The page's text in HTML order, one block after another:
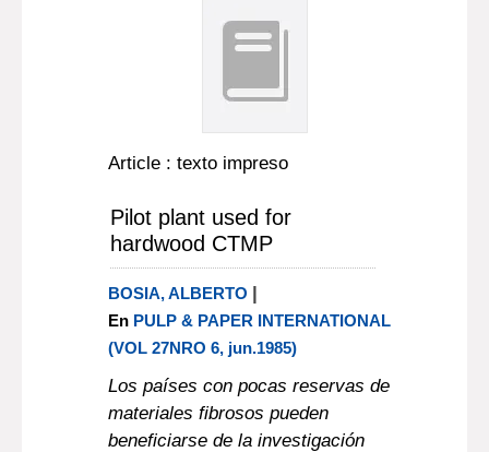
Article : texto impreso
Pilot plant used for
hardwood CTMP
BOSIA, ALBERTO |
En PULP & PAPER INTERNATIONAL
(VOL 27NRO 6, jun.1985)
Los países con pocas reservas de
materiales fibrosos pueden
beneficiarse de la investigación